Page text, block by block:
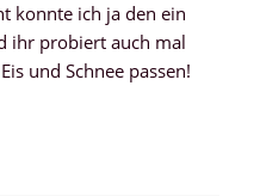
konnte ich ja den ein
ihr probiert auch mal
und Schnee passen!